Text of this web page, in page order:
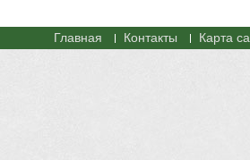
Главная Контакты Карта